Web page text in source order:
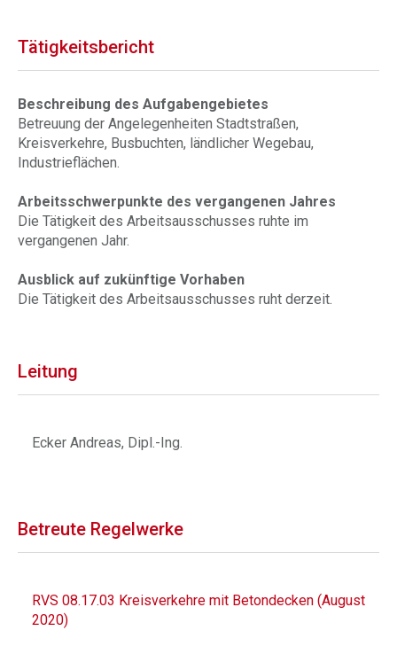
Tätigkeitsbericht
Beschreibung des Aufgabengebietes
Betreuung der Angelegenheiten Stadtstraßen,
Kreisverkehre, Busbuchten, ländlicher Wegebau,
Industrieflächen.
Arbeitsschwerpunkte des vergangenen Jahres
Die Tätigkeit des Arbeitsausschusses ruhte im
vergangenen Jahr.
Ausblick auf zukünftige Vorhaben
Die Tätigkeit des Arbeitsausschusses ruht derzeit.
Leitung
Ecker Andreas, Dipl.-Ing.
Betreute Regelwerke
RVS 08.17.03 Kreisverkehre mit Betondecken (August
2020)